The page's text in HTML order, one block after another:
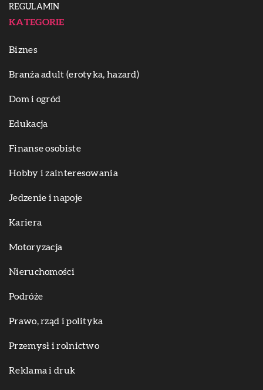
REGULAMIN
KATEGORIE
Biznes
Branża adult (erotyka, hazard)
Dom i ogród
Edukacja
Finanse osobiste
Hobby i zainteresowania
Jedzenie i napoje
Kariera
Motoryzacja
Nieruchomości
Podróże
Prawo, rząd i polityka
Przemysł i rolnictwo
Reklama i druk